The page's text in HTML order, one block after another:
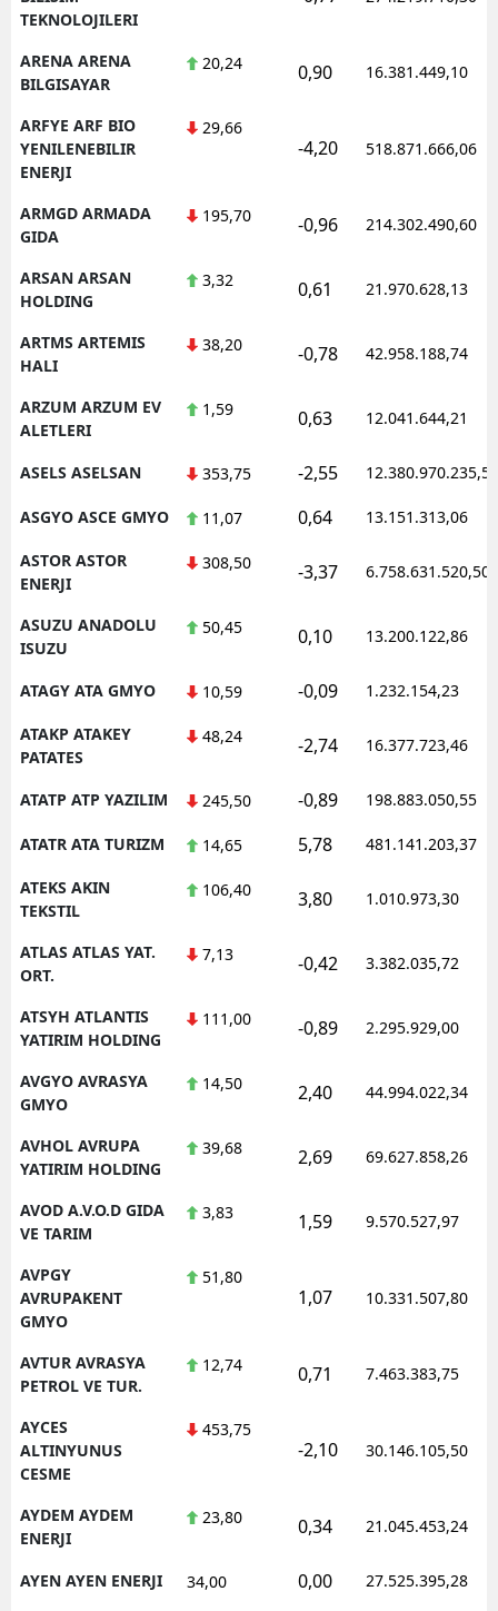
TEKNOLOJILERI
ARENA ARENA
BILGISAYAR
20,24 0,90 16.381.449,10
ARFYE ARF BIO
YENILENEBILIR
ENERJI
29,66
-4,20 518.871.666,06
ARMGD ARMADA
GIDA
195,70 -0,96 214.302.490,60
ARSAN ARSAN
HOLDING
3,32 0,61 21.970.628,13
ARTMS ARTEMIS
HALI
38,20 -0,78 42.958.188,74
ARZUM ARZUM EV
ALETLERI
1,59 0,63 12.041.644,21
ASELS ASELSAN 353,75 -2,55 12.380.970.235,50
ASGYO ASCE GMYO 11,07 0,64 13.151.313,06
ASTOR ASTOR
ENERJI
308,50 -3,37 6.758.631.520,50
ASUZU ANADOLU
ISUZU
50,45 0,10 13.200.122,86
ATAGY ATA GMYO 10,59 -0,09 1.232.154,23
ATAKP ATAKEY
PATATES
48,24 -2,74 16.377.723,46
ATATP ATP YAZILIM 245,50 -0,89 198.883.050,55
ATATR ATA TURIZM 14,65 5,78 481.141.203,37
ATEKS AKIN
TEKSTIL
106,40 3,80 1.010.973,30
ATLAS ATLAS YAT.
ORT.
7,13 -0,42 3.382.035,72
ATSYH ATLANTIS
YATIRIM HOLDING
111,00 -0,89 2.295.929,00
AVGYO AVRASYA
GMYO
14,50 2,40 44.994.022,34
AVHOL AVRUPA
YATIRIM HOLDING
39,68 2,69 69.627.858,26
AVOD A.V.O.D GIDA
VE TARIM
3,83 1,59 9.570.527,97
AVPGY
AVRUPAKENT
GMYO
51,80
1,07 10.331.507,80
AVTUR AVRASYA
PETROL VE TUR.
12,74 0,71 7.463.383,75
AYCES
ALTINYUNUS
CESME
453,75
-2,10 30.146.105,50
AYDEM AYDEM
ENERJI
23,80 0,34 21.045.453,24
AYEN AYEN ENERJI 34,00 0,00 27.525.395,28